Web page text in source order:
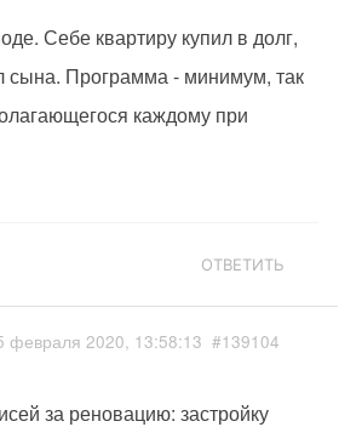
Себе квартиру купил в долг,
сына. Программа - минимум, так
каждому при
ОТВЕТИТЬ
февраля 2020, 13:58:13 #139104
за реновацию: застройку